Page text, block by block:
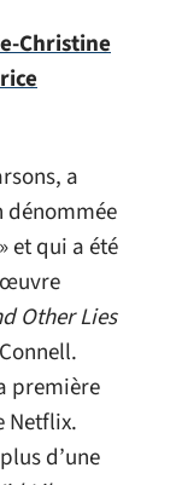
Christine
a
dénommée
et qui a été
œuvre
Other Lies
première
Netflix.
d’une